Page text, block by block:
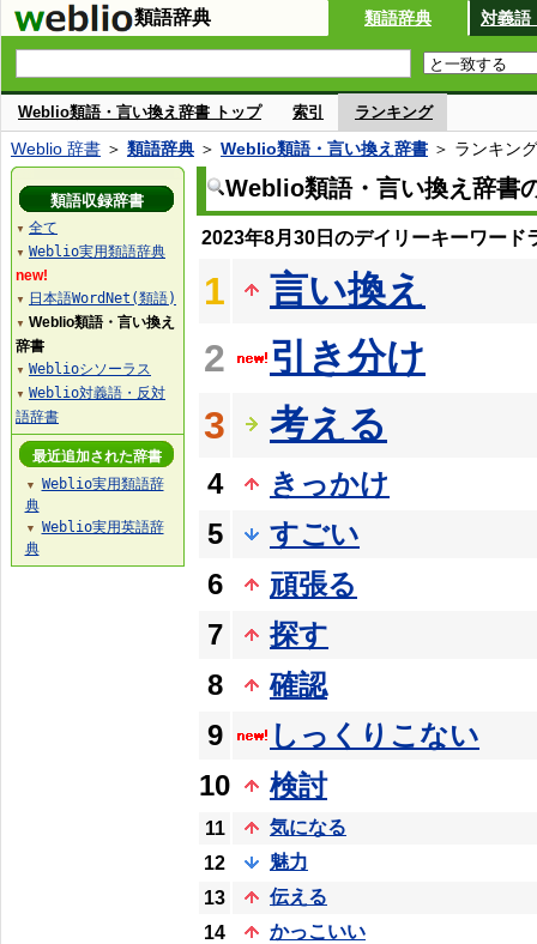
類語辞典 類語辞典 対義語
Weblio類語・言い換え辞書 トップ 索引 ランキング
Weblio 辞書 ＞ 類語辞典 ＞ Weblio類語・言い換え辞書 ＞ ランキング
Weblio類語・言い換え辞書
2023年8月30日のデイリーキーワード
1
言い換え
2
引き分け
3
考える
4
きっかけ
5
すごい
6
頑張る
7
探す
8
確認
9
しっくりこない
10
検討
11
気になる
12
魅力
13
伝える
14
かっこいい
類語収録辞書
▼ 全て
▼ Weblio実用類語辞典
new!
▼ 日本語WordNet(類語)
▼ Weblio類語・言い換え
辞書
▼ Weblioシソーラス
▼ Weblio対義語・反対
語辞書
最近追加された辞書
▼
Weblio実用類語辞
典
▼
Weblio実用英語辞
典